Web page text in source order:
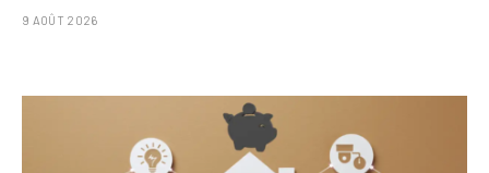
9 AOÛT 2026